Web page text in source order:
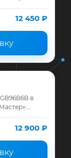
12 450 ₽
в
12 900 ₽